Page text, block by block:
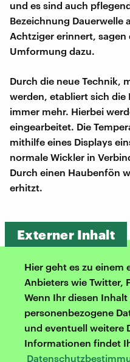
und es sind auch
Bezeichnung Dauerwelle
Achtziger erinnert, sagen
Umformung dazu.
Durch die neue Technik,
werden, etabliert sich die
immer mehr. Hierbei
eingearbeitet. Die
mithilfe eines Displays
normale Wickler in
Durch einen Haubenfön
erhitzt.
Externer Inhalt
Hier geht es zu einem
Anbieters wie Twitter,
Wenn Ihr diesen
personenbezogene
und eventuell weitere
Informationen findet